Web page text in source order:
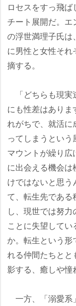
ロセスをすっ飛
チート展開だ。
の浮世満理子氏
に男性と女性そ
摘する。
「どちらも現実
にも性差はあり
れがちで、就活に
ってしまうとい
マウントが繰り
に出会える機会
けではないと思
て、転生先であ
し、現世では努
ことに失望して
か。転生という形
れる仲間たちと
影する、癒しや憧
一方、「溺愛系